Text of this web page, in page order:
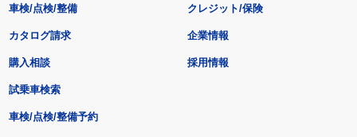
車検/点検/整備 クレジット/保険
カタログ請求
購入相談
試乗車検索
車検/点検/整備予約
企業情報
採用情報